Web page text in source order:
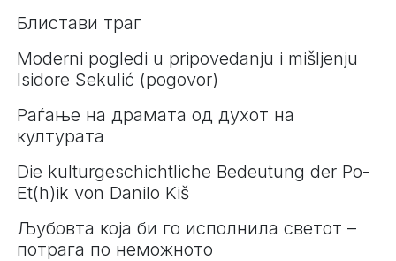
Блистави траг
Moderni pogledi u pripovedanju i mišljenju
Isidore Sekulić (pogovor)
Раѓање на драмата од духот на
културата
Die kulturgeschichtliche Bedeutung der Po-
Et(h)ik von Danilo Kiš
Љубовта која би го исполнила светот –
потрага по неможното